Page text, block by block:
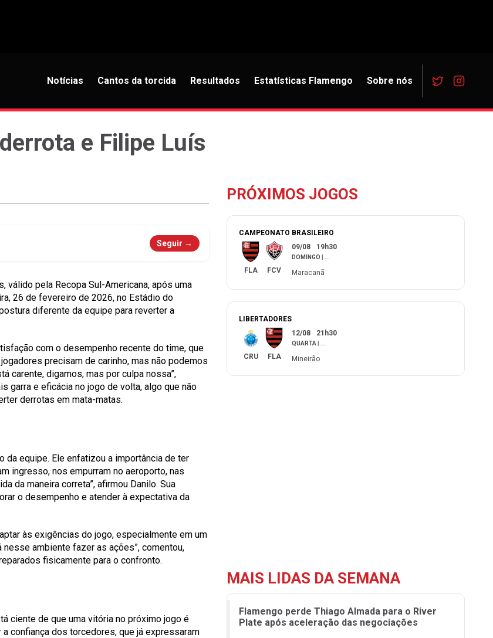
Notícias Cantos da torcida Resultados Estatísticas Flamengo Sobre nós
e Filipe Luís
Seguir →
válido pela Recopa Sul-Americana, após uma
26 de fevereiro de 2026, no Estádio do
diferente da equipe para reverter a
com o desempenho recente do time, que
precisam de carinho, mas não podemos
carente, digamos, mas por culpa nossa”,
garra e eficácia no jogo de volta, algo que não
derrotas em mata-matas.
da equipe. Ele enfatizou a importância de ter
ingresso, nos empurram no aeroporto, nas
da maneira correta”, afirmou Danilo. Sua
o desempenho e atender à expectativa da
às exigências do jogo, especialmente em um
ambiente fazer as ações”, comentou,
fisicamente para o confronto.
ciente de que uma vitória no próximo jogo é
confiança dos torcedores, que já expressaram
PRÓXIMOS JOGOS
CAMPEONATO BRASILEIRO
FLA FCV
09/08 19h30
DOMINGO
Maracanã
LIBERTADORES
CRU FLA
12/08 21h30
QUARTA
Mineirão
MAIS LIDAS DA SEMANA
Flamengo perde Thiago Almada para o River
Plate após aceleração das negociações